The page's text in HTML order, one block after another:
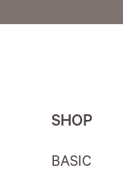
SHOP
BASIC